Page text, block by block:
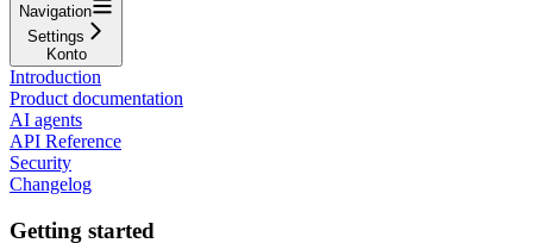
Navigation
Settings
Konto
Introduction
Product documentation
AI agents
API Reference
Security
Changelog
Getting started